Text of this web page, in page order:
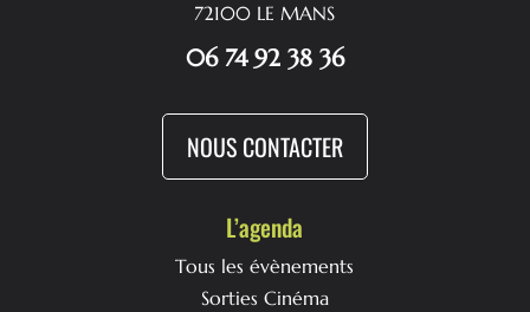
72100 LE MANS
06 74 92 38 36
NOUS CONTACTER
L’agenda
Tous les évènements
Sorties Cinéma